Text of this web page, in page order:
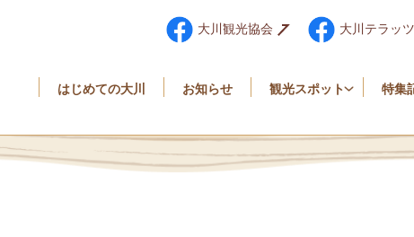
大川観光協会 大川テラッ
はじめての大川 お知らせ 観光スポット 特集